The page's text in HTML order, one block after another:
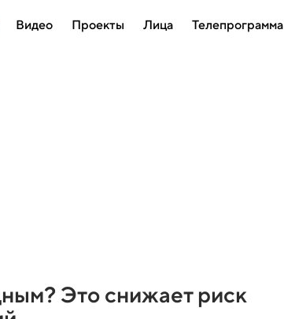
Видео Проекты Лица Телепрограмма
Это снижает риск